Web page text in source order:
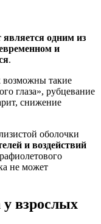
одним из
и
.
возможны такие
глаза», рубцевание
снижение
оболочки
и воздействий
не может
взрослых